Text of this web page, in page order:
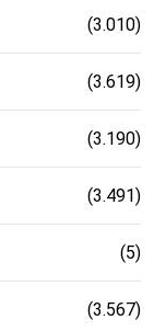
(3.010)
(3.619)
(3.190)
(3.491)
(5)
(3.567)